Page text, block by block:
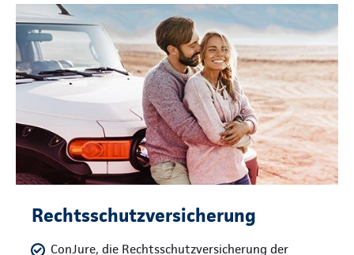
Rechtsschutzversicherung
ConJure, die Rechtsschutzversicherung der